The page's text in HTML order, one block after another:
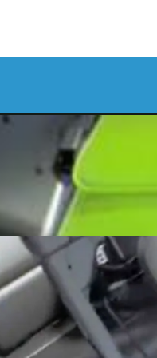
لمحة عامة عن Ford Protect
باقة الصيانة الفائقة
باقة الخدمة
باقة العناية الفائقة
دعم المزامنة
تقنية 4 SYNC